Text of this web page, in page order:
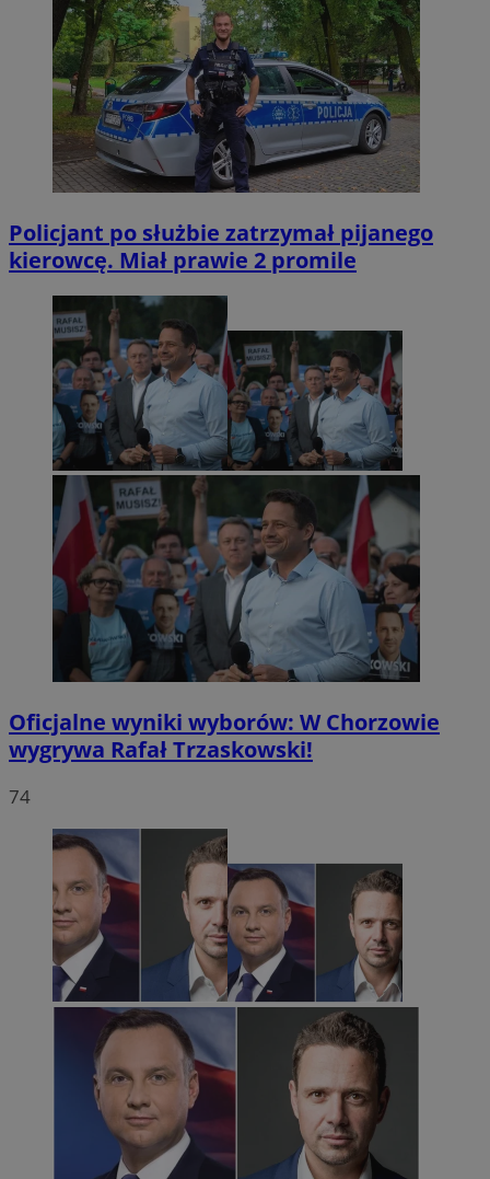
Policjant po służbie zatrzymał pijanego
kierowcę. Miał prawie 2 promile
Oficjalne wyniki wyborów: W Chorzowie
wygrywa Rafał Trzaskowski!
74